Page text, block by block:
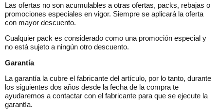
Las ofertas no son acumulables a otras ofertas, packs, rebajas o
promociones especiales en vigor. Siempre se aplicará la oferta
con mayor descuento.
Cualquier pack es considerado como una promoción especial y
no está sujeto a ningún otro descuento.
Garantía
La garantía la cubre el fabricante del artículo, por lo tanto, durante
los siguientes dos años desde la fecha de la compra te
ayudaremos a contactar con el fabricante para que se ejecute la
garantía.